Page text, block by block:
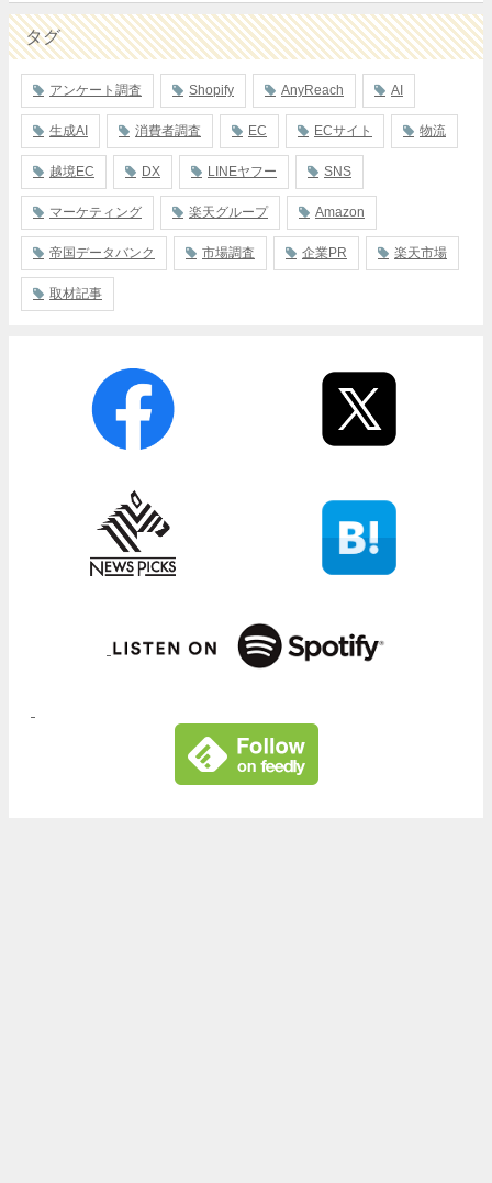
タグ
アンケート調査 Shopify AnyReach AI
生成AI 消費者調査 EC ECサイト 物流
越境EC DX LINEヤフー SNS
マーケティング 楽天グループ Amazon
帝国データバンク 市場調査 企業PR 楽天市場
取材記事